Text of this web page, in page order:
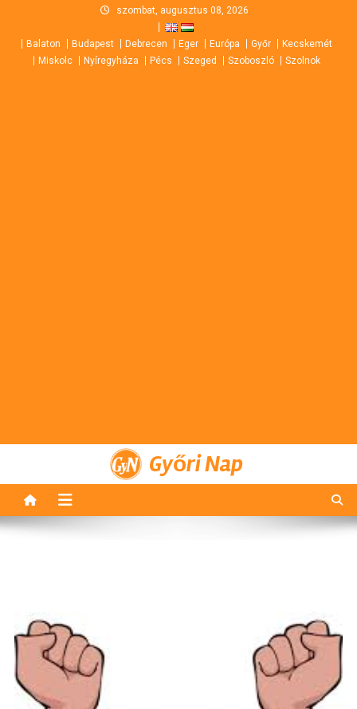
content
szombat, augusztus 08, 2026
Balaton Budapest Debrecen Eger Európa Győr
Kecskemét
Miskolc
Nyíregyháza Pécs Szeged Szoboszló Szolnok
Győri Nap